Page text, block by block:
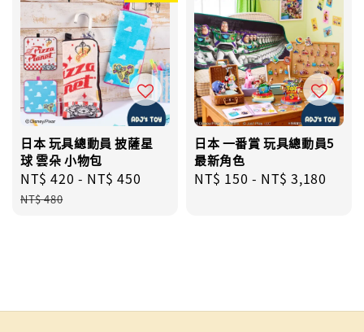
日本 玩具總動員 披薩星
球 雲朵 小物包
Sale
price
NT$ 420 - NT$ 450
Regular
NT$ 480
日本 一番賞 玩具總動員5
最新角色
Regular
NT$ 150 - NT$ 3,180